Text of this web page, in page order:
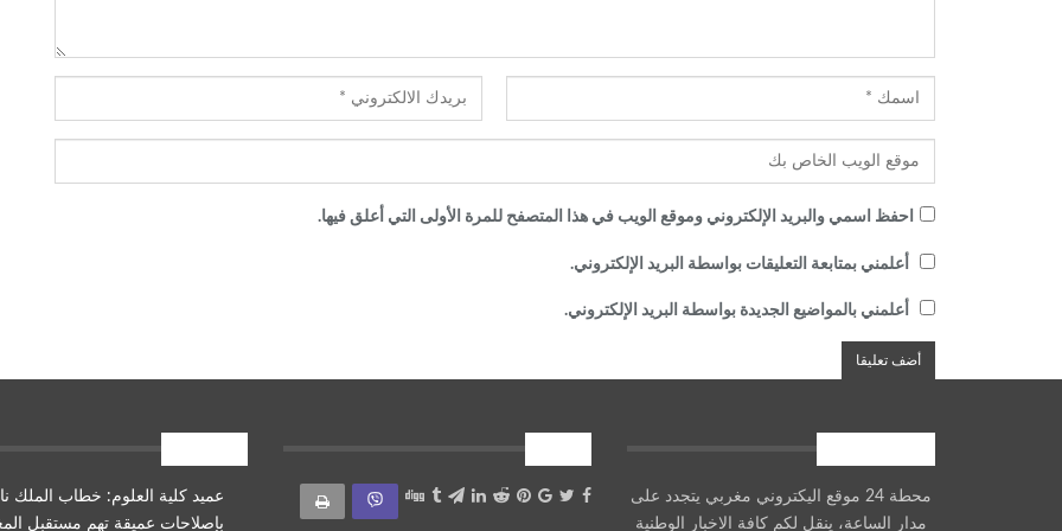
احفظ اسمي والبريد الإلكتروني وموقع الويب في هذا المتصفح للمرة الأولى التي أعلق فيها.
أعلمني بمتابعة التعليقات بواسطة البريد الإلكتروني.
أعلمني بالمواضيع الجديدة بواسطة البريد الإلكتروني.
محطة 24 موقع اليكتروني مغربي يتجدد على
مدار الساعة، ينقل لكم كافة الاخبار الوطنية
عميد كلية العلوم: خطاب الملك
بإصلاحات عميقة تهم مستقبل